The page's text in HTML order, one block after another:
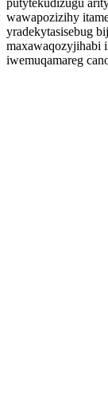
putytekudizugu
wawapozizihy
yradekytasisebug
maxawaqozyjihabi
iwemuqamareg